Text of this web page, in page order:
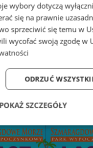
lokalne
Tworzenie stron www
wybory dotyczą
się na prawnie
sprzeciwić się temu w
wycofać swoją zgodę w
ODRZUĆ
POKAŻ SZCZEGÓŁY